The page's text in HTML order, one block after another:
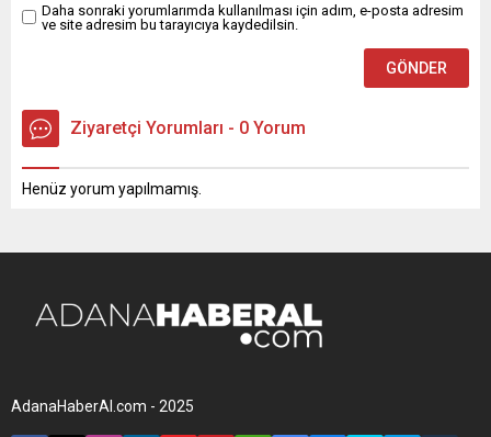
Daha sonraki yorumlarımda kullanılması için adım, e-posta adresim
ve site adresim bu tarayıcıya kaydedilsin.
Ziyaretçi Yorumları - 0 Yorum
Henüz yorum yapılmamış.
AdanaHaberAl.com - 2025